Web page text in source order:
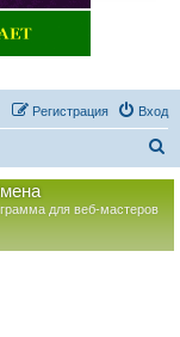
Вход
Регистрация
для веб-мастеров